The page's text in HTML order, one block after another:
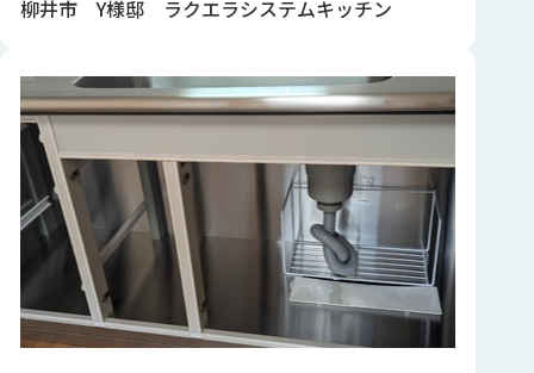
柳井市 Y様邸 ラクエラシステムキッチン